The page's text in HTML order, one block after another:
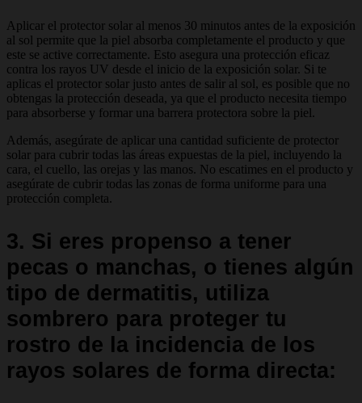
Aplicar el protector solar al menos 30 minutos antes de la exposición
al sol permite que la piel absorba completamente el producto y que
este se active correctamente. Esto asegura una protección eficaz
contra los rayos UV desde el inicio de la exposición solar. Si te
aplicas el protector solar justo antes de salir al sol, es posible que no
obtengas la protección deseada, ya que el producto necesita tiempo
para absorberse y formar una barrera protectora sobre la piel.
Además, asegúrate de aplicar una cantidad suficiente de protector
solar para cubrir todas las áreas expuestas de la piel, incluyendo la
cara, el cuello, las orejas y las manos. No escatimes en el producto y
asegúrate de cubrir todas las zonas de forma uniforme para una
protección completa.
3. Si eres propenso a tener
pecas o manchas, o tienes algún
tipo de dermatitis, utiliza
sombrero para proteger tu
rostro de la incidencia de los
rayos solares de forma directa: